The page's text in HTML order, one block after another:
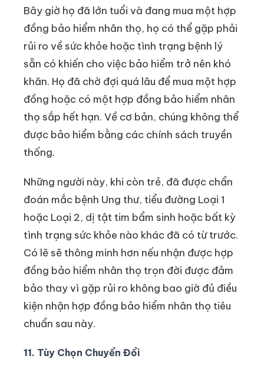
Bây giờ họ đã lớn tuổi và đang mua một hợp
đồng bảo hiểm nhân thọ, họ có thể gặp phải
rủi ro về sức khỏe hoặc tình trạng bệnh lý
sẵn có khiến cho việc bảo hiểm trở nên khó
khăn. Họ đã chờ đợi quá lâu để mua một hợp
đồng hoặc có một hợp đồng bảo hiểm nhân
thọ sắp hết hạn. Về cơ bản, chúng không thể
được bảo hiểm bằng các chính sách truyền
thống.
Những người này, khi còn trẻ, đã được chẩn
đoán mắc bệnh Ung thư, tiểu đường Loại 1
hoặc Loại 2, dị tật tim bẩm sinh hoặc bất kỳ
tình trạng sức khỏe nào khác đã có từ trước.
Có lẽ sẽ thông minh hơn nếu nhận được hợp
đồng bảo hiểm nhân thọ trọn đời được đảm
bảo thay vì gặp rủi ro không bao giờ đủ điều
kiện nhận hợp đồng bảo hiểm nhân thọ tiêu
chuẩn sau này.
11. Tùy Chọn Chuyển Đổi